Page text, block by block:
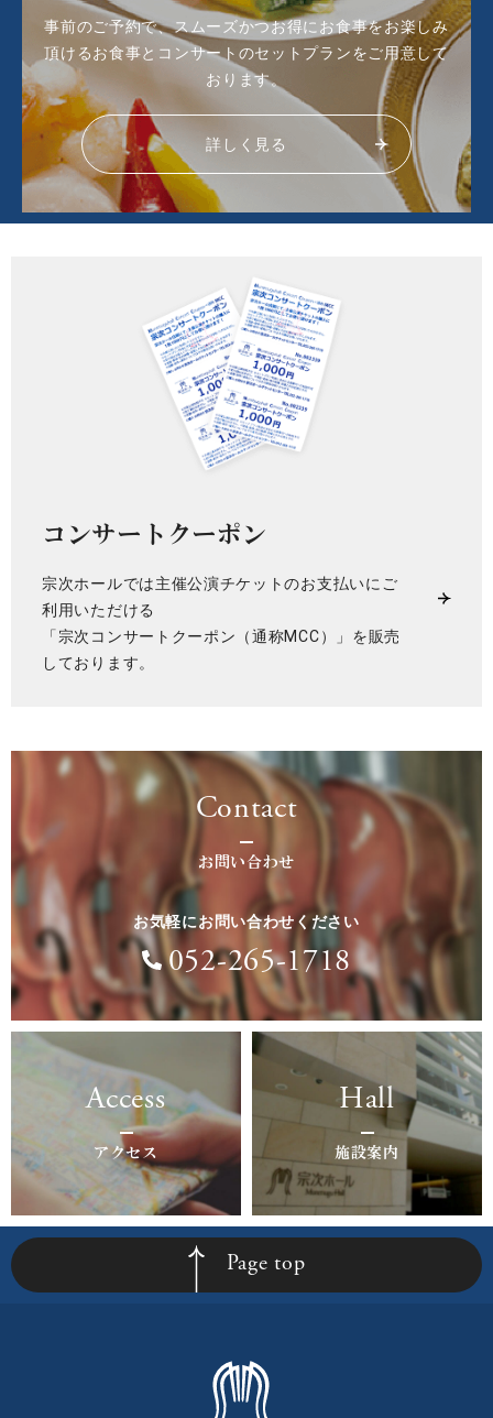
事前のご予約で、スムーズかつお得にお食事をお楽しみ
頂けるお食事とコンサートのセットプランをご用意して
おります。
詳しく見る
コンサートクーポン
宗次ホールでは主催公演チケットのお支払いにご
利用いただける
「宗次コンサートクーポン（通称MCC）」を販売
しております。
Contact
お問い合わせ
お気軽にお問い合わせください
052-265-1718
Access
アクセス
Hall
施設案内
Page top